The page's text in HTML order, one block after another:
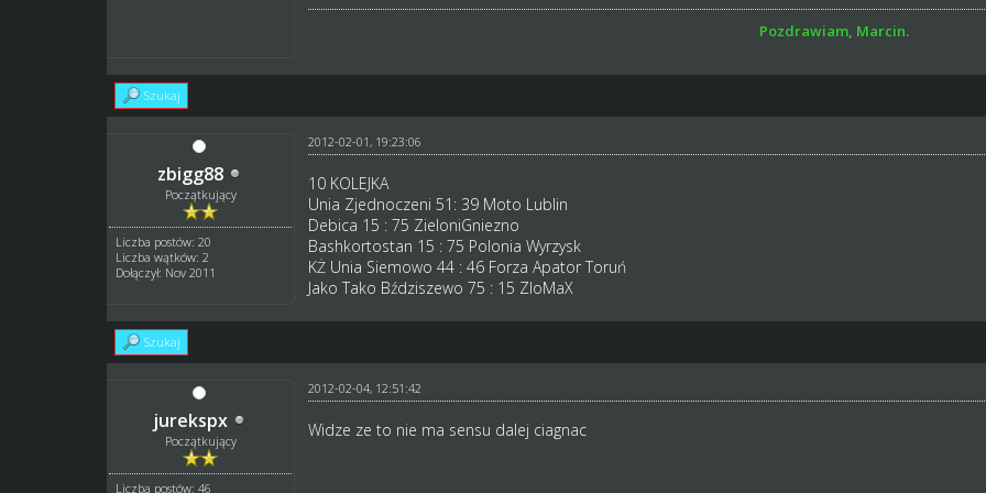
Pozdrawiam, Marcin.
Szukaj
zbigg88
Początkujący
Liczba postów: 20
Liczba wątków: 2
Dołączył: Nov 2011
2012-02-01, 19:23:06
10 KOLEJKA
Unia Zjednoczeni 51: 39 Moto Lublin
Debica 15 : 75 ZieloniGniezno
Bashkortostan 15 : 75 Polonia Wyrzysk
KŻ Unia Siemowo 44 : 46 Forza Apator Toruń
Jako Tako Bździszewo 75 : 15 ZloMaX
Szukaj
jurekspx
Początkujący
Liczba postów: 46
2012-02-04, 12:51:42
Widze ze to nie ma sensu dalej ciagnac